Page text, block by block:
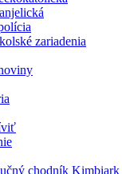
zariadenia
chodník Kimbiark